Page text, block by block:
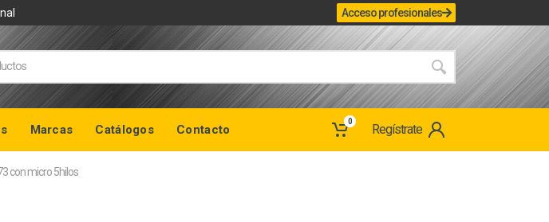
Acceso profesionales
Marcas Catálogos Contacto
0
Regístrate
con micro 5hilos